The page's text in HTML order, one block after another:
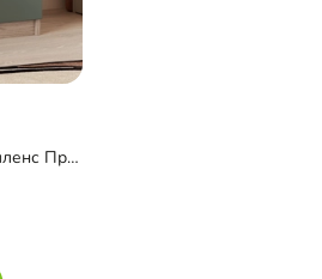
Тумба прикроватная Салленс Премиум